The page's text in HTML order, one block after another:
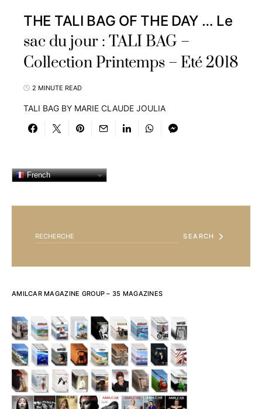
THE TALI BAG OF THE DAY … Le
sac du jour : TALI BAG –
Collection Printemps – Eté 2018
2 MINUTE READ
TALI BAG BY MARIE CLAUDE JOULIA
French
SEARCH
AMILCAR MAGAZINE GROUP – 35 MAGAZINES